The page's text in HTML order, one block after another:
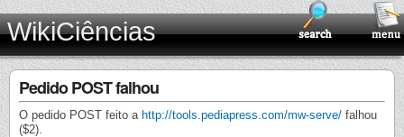
WikiCiências
Pedido POST falhou
O pedido POST feito a http://tools.pediapress.com/mw-serve/ falhou
($2).